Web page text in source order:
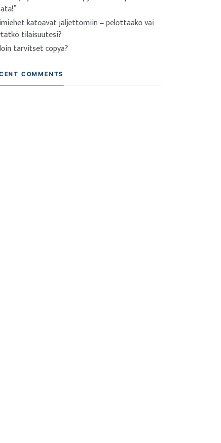
katoavat jäljettömiin – pelottaako vai
tilaisuutesi?
tarvitset copya?
COMMENTS